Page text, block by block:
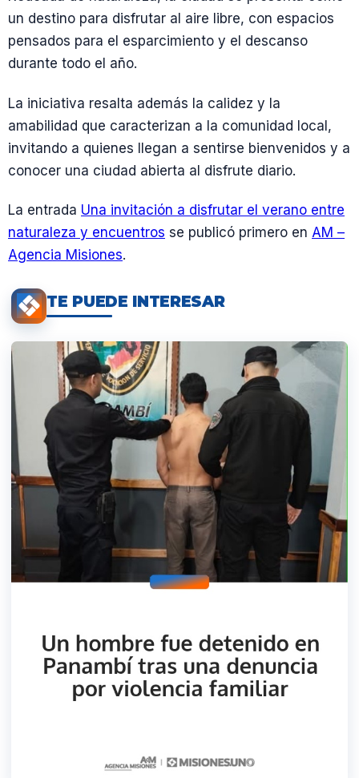
un destino para disfrutar al aire libre, con espacios
pensados para el esparcimiento y el descanso
durante todo el año.
La iniciativa resalta además la calidez y la
amabilidad que caracterizan a la comunidad local,
invitando a quienes llegan a sentirse bienvenidos y a
conocer una ciudad abierta al disfrute diario.
La entrada Una invitación a disfrutar el verano entre
naturaleza y encuentros se publicó primero en AM –
Agencia Misiones.
TE PUEDE INTERESAR